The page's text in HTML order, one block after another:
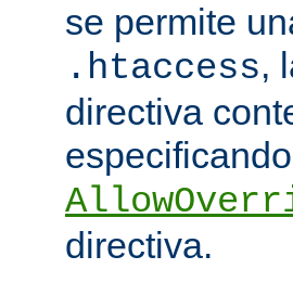
se permite
.htaccess,
directiva
directiva.